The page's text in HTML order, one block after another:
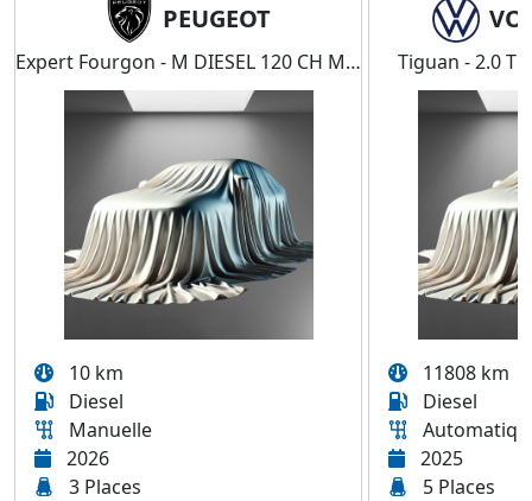
PEUGEOT
Expert Fourgon - M DIESEL 120 CH MANUELLE
10 km
Diesel
Manuelle
2026
3 Places
Tiguan - 2.0
11808 km
Diesel
2025
5 Places